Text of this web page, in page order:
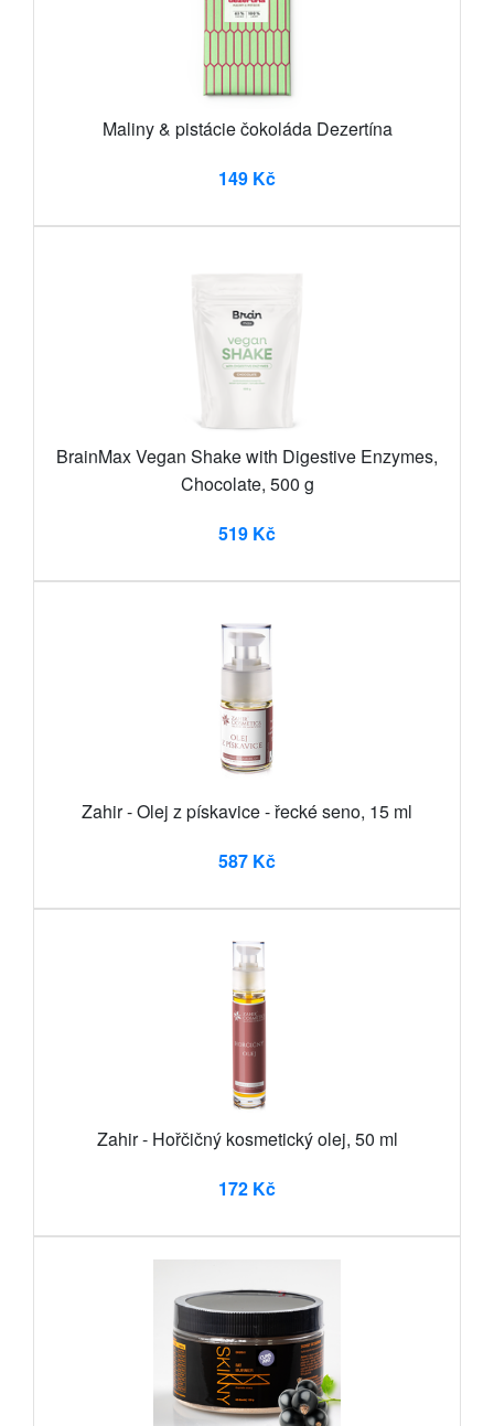
Maliny & pistácie čokoláda Dezertína
149 Kč
BrainMax Vegan Shake with Digestive Enzymes,
Chocolate, 500 g
519 Kč
Zahir - Olej z pískavice - řecké seno, 15 ml
587 Kč
Zahir - Hořčičný kosmetický olej, 50 ml
172 Kč